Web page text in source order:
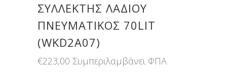
ΣΥΛΛΕΚΤΗΣ ΛΑΔΙΟΥ
ΠΝΕΥΜΑΤΙΚΟΣ 70LIT
(WKD2A07)
€223,00 Συμπεριλαμβάνει ΦΠΑ